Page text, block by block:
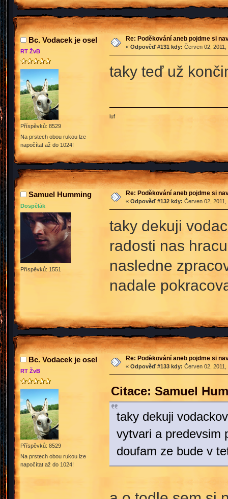
Bc. Vodacek je osel
RT ŽvB
Příspěvků: 8529
Na prstech obou rukou lze
napočítat až do 1024!
Re: Poděkování aneb pojdme si
« Odpověď #131 kdy: Červen 02,
taky teď už
luf
Samuel Humming
Dospělák
Příspěvků: 1551
Re: Poděkování aneb pojdme si
« Odpověď #132 kdy: Červen 02,
taky dekuji
radosti nas
nasledne
nadale
Bc. Vodacek je osel
RT ŽvB
Příspěvků: 8529
Na prstech obou rukou lze
napočítat až do 1024!
Re: Poděkování aneb pojdme si
« Odpověď #133 kdy: Červen 02,
Citace: Samuel
taky dekuji
vytvari a predevsim
doufam ze bude v